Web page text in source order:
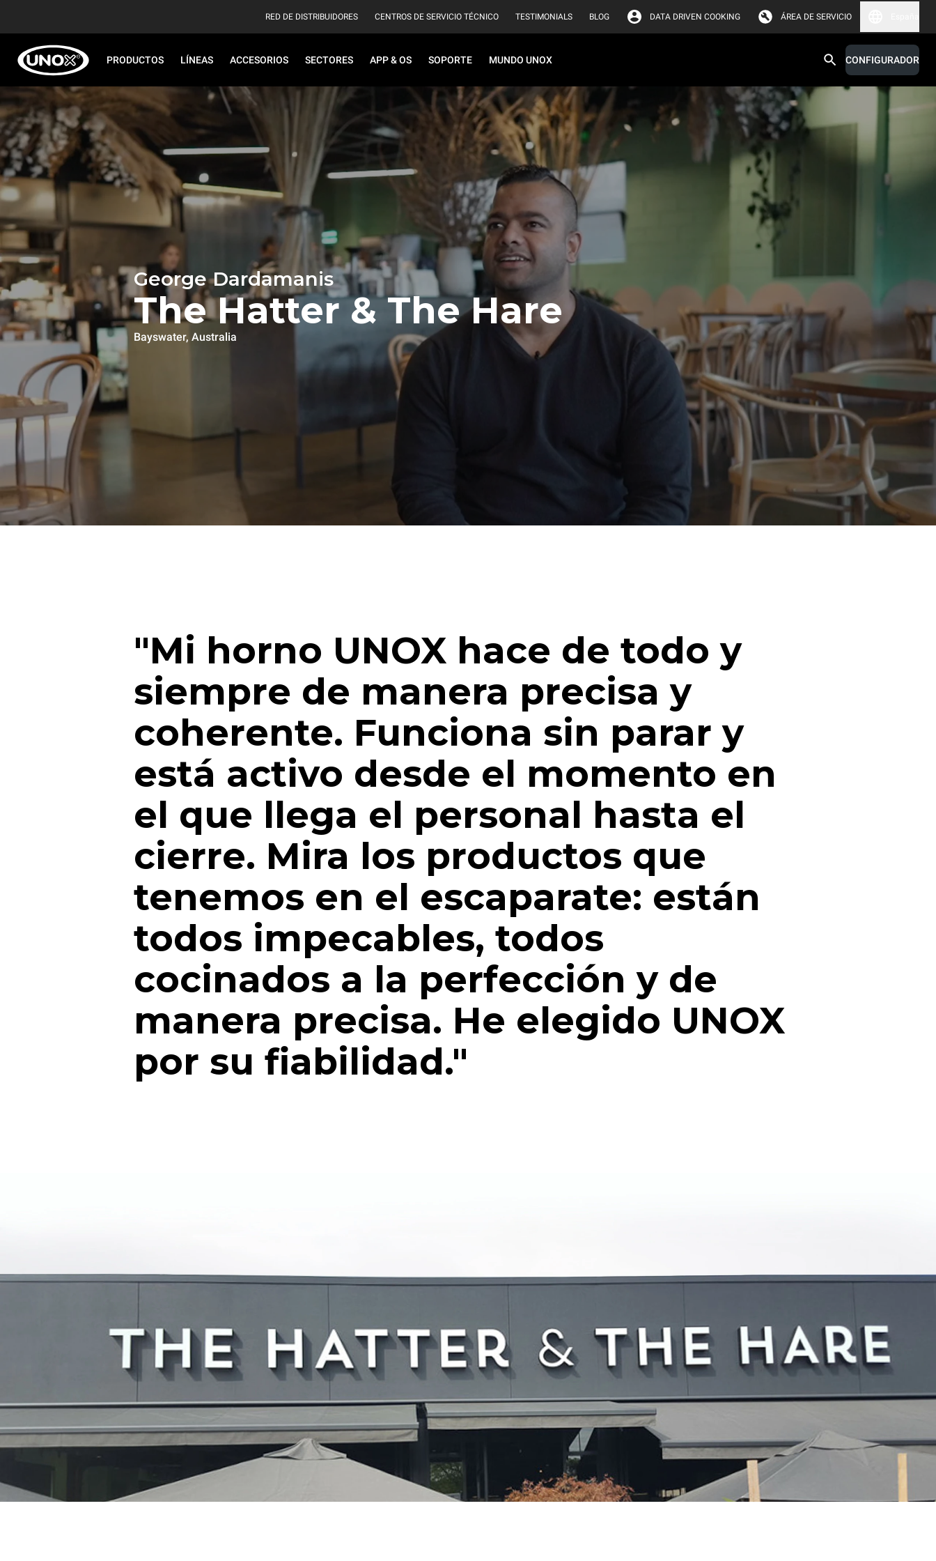
RED DE DISTRIBUIDORES CENTROS DE SERVICIO TÉCNICO TESTIMONIALS BLOG DATA DRIVEN COOKING ÁREA DE SERVICIO
PRODUCTOS LÍNEAS ACCESORIOS SECTORES APP & OS SOPORTE MUNDO UNOX CONFIGURADOR
George Dardamanis
The Hatter & The Hare
Bayswater, Australia
"Mi horno UNOX hace de todo y
siempre de manera precisa y
coherente. Funciona sin parar y
está activo desde el momento en
el que llega el personal hasta el
cierre. Mira los productos que
tenemos en el escaparate: están
todos impecables, todos
cocinados a la perfección y de
manera precisa. He elegido UNOX
por su fiabilidad."